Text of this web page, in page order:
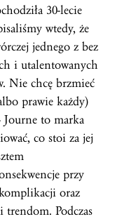
30-lecie
wtedy, że
jednego z bez
i utalentowanych
Nie chcę brzmieć
prawie każdy)
Journe to marka
co stoi za jej
przy
oraz
Podczas